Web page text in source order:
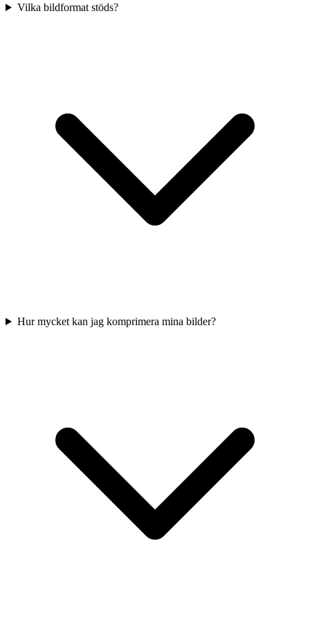
Vilka bildformat stöds?
Hur mycket kan jag komprimera mina bilder?